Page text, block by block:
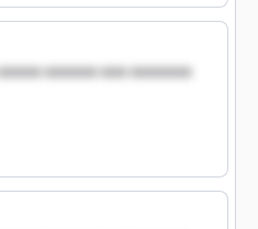
xxxxxx xxx xxxxxxx